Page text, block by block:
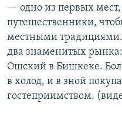
— одно из первых мест,
путешественники,
местными
два знаменитых
Ошский в Бишкеке.
в холод, и в зной
гостеприимством.